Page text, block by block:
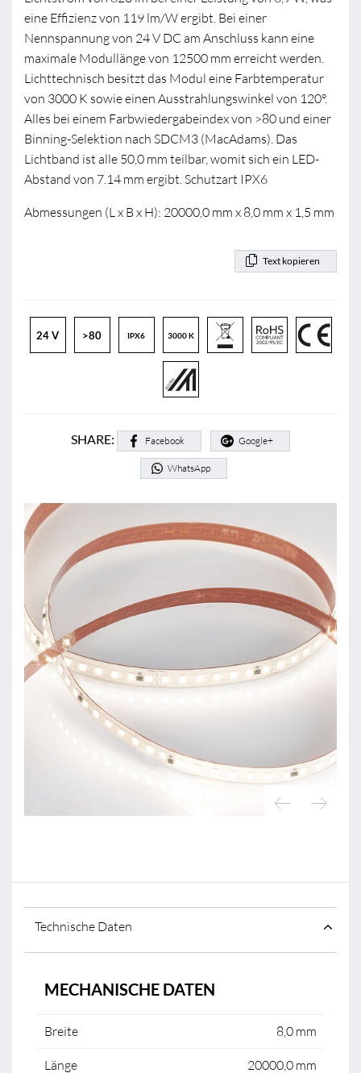
eine Effizienz von 119 lm/W ergibt. Bei einer
Nennspannung von 24 V DC am Anschluss kann eine
maximale Modullänge von 12500 mm erreicht werden.
Lichttechnisch besitzt das Modul eine Farbtemperatur
von 3000 K sowie einen Ausstrahlungswinkel von 120°.
Alles bei einem Farbwiedergabeindex von >80 und einer
Binning-Selektion nach SDCM3 (MacAdams). Das
Lichtband ist alle 50,0 mm teilbar, womit sich ein LED-
Abstand von 7.14 mm ergibt. Schutzart IPX6
Abmessungen (L x B x H): 20000,0 mm x 8,0 mm x 1,5 mm
Text kopieren
24 V >80 IPX6 3000 K
SHARE: Facebook Google+
WhatsApp
Technische Daten
MECHANISCHE DATEN
Breite 8,0 mm
Länge 20000,0 mm